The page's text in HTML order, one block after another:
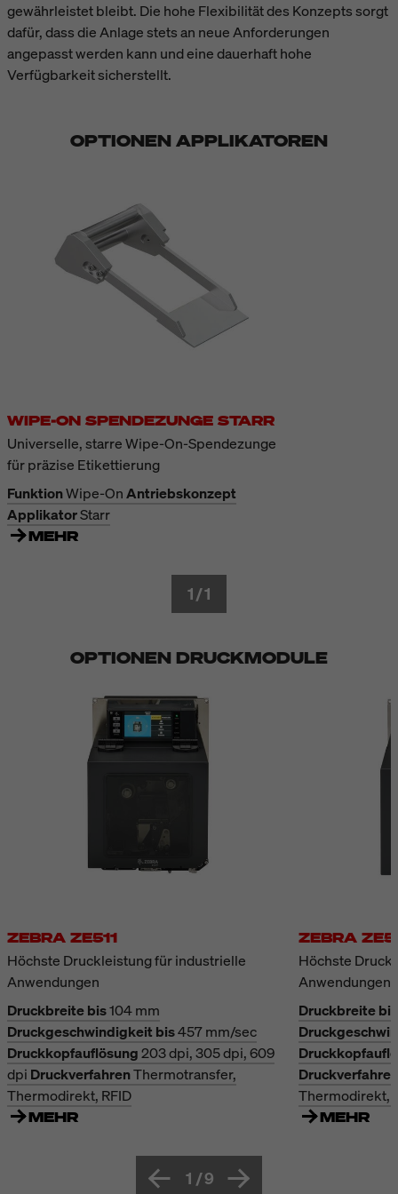
gewährleistet bleibt. Die hohe Flexibilität des Konzepts sorgt
dafür, dass die Anlage stets an neue Anforderungen
angepasst werden kann und eine dauerhaft hohe
Verfügbarkeit sicherstellt.
OPTIONEN APPLIKATOREN
WIPE-ON SPENDEZUNGE STARR
Universelle, starre Wipe-On-Spendezunge
für präzise Etikettierung
FunktionWipe-OnAntriebskonzept
ApplikatorStarr
MEHR
1/1
OPTIONEN DRUCKMODULE
ZEBRA ZE511
Höchste Druckleistung für industrielle
Anwendungen
Druckbreite bis104 mm
Druckgeschwindigkeit bis457 mm/sec
Druckkopfauflösung203 dpi, 305 dpi, 609
dpi DruckverfahrenThermotransfer,
Thermodirekt, RFID
MEHR
ZEBRA
Höchste
Anwendungen
Druckbreite bis
Druckverfahren
Thermodirekt,
MEHR
1 /9